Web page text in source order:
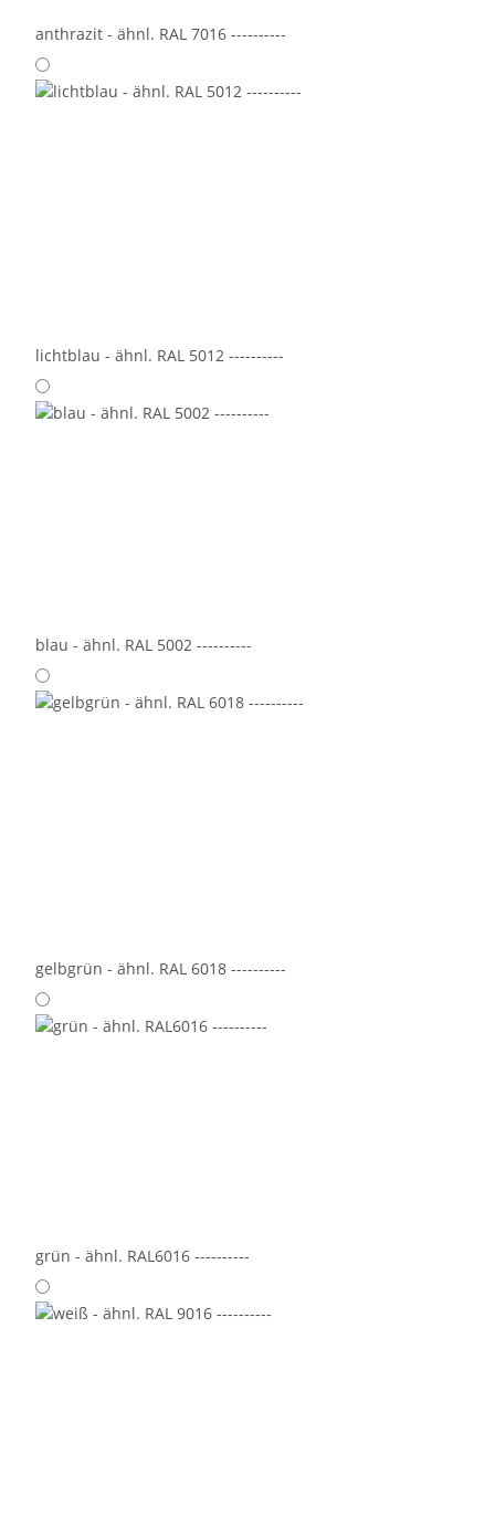
anthrazit - ähnl. RAL 7016 ----------
lichtblau - ähnl. RAL 5012 ----------
blau - ähnl. RAL 5002 ----------
gelbgrün - ähnl. RAL 6018 ----------
grün - ähnl. RAL6016 ----------